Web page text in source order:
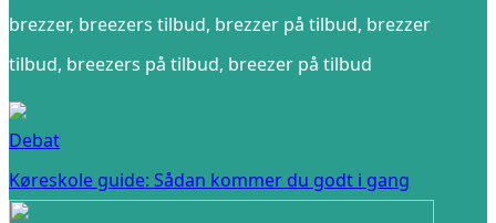
brezzer, breezers tilbud, brezzer på tilbud, brezzer
tilbud, breezers på tilbud, breezer på tilbud
Debat
Køreskole guide: Sådan kommer du godt i gang